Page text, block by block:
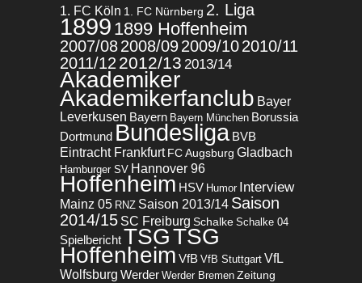
1. FC Köln 1. FC Nürnberg 2. Liga
1899 1899 Hoffenheim
2007/082008/092009/102010/11
2011/12 2012/13 2013/14
Akademiker
Akademikerfanclub Bayer
Leverkusen Bayern Bayern München Borussia
Dortmund Bundesliga BVB
Eintracht Frankfurt FC Augsburg Gladbach
Hamburger SV Hannover 96
Hoffenheim HSV Humor Interview
Mainz 05 RNZ Saison 2013/14 Saison
2014/15 SC Freiburg Schalke Schalke 04
SpielberichtTSGTSG
Hoffenheim VfB VfB Stuttgart VfL
Wolfsburg Werder Werder Bremen Zeitung